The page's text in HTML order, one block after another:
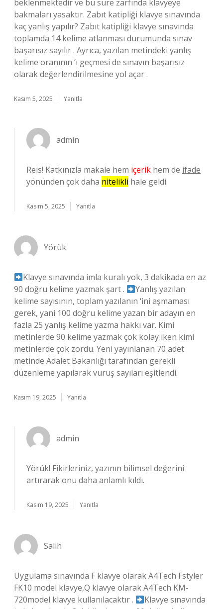
beklenmektedir ve bu süre zarfında klavyeye
bakmaları yasaktır. Zabıt katipliği klavye sınavında
kaç yanlış yapılır? Zabıt katipliği klavye sınavında
toplamda 14 kelime atlanması durumunda sınav
başarısız sayılır . Ayrıca, yazılan metindeki yanlış
kelime oranının ‘ı geçmesi de sınavın başarısız
olarak değerlendirilmesine yol açar .
Kasım 5, 2025 Yanıtla
admin
Reis! Katkınızla makale hem içerik hem de ifade
yönünden çok daha nitelikli hale geldi.
Kasım 5, 2025 Yanıtla
Yörük
Klavye sınavında imla kuralı yok, 3 dakikada en az
90 doğru kelime yazmak şart .
Yanlış yazılan
kelime sayısının, toplam yazılanın ‘ini aşmaması
gerek, yani 100 doğru kelime yazan bir adayın en
fazla 25 yanlış kelime yazma hakkı var. Kimi
metinlerde 90 kelime yazmak çok kolay iken kimi
metinlerde çok zordu. Yeni yayınlanan 70 adet
metinde Adalet Bakanlığı tarafından gerekli
düzenleme yapılarak vuruş sayıları eşitlendi.
Kasım 19, 2025 Yanıtla
admin
Yörük! Fikirleriniz, yazının bilimsel değerini
artırarak onu daha anlamlı kıldı.
Kasım 19, 2025 Yanıtla
Salih
Uygulama sınavında F klavye olarak A4Tech Fstyler
FK10 model klavye,Q klavye olarak A4Tech KM-
720model klavye kullanılacaktır .
Klavye sınavında